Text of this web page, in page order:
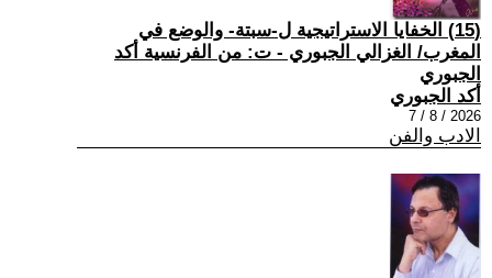
(15) الخفايا الاستراتيجية ل-سبتة- والوضع في
المغرب/ الغزالي الجبوري - ت: من الفرنسية أكد
الجبوري
أكد الجبوري
2026 / 8 / 7
الادب والفن